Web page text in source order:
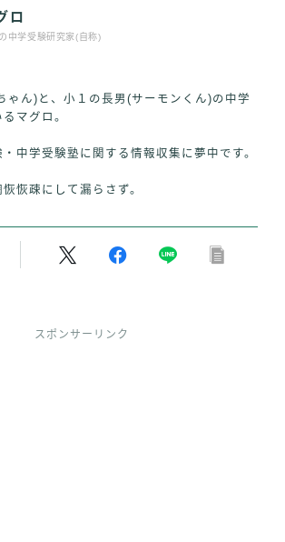
ロ
中学受験研究家(自称)
ゃん)と、小１の長男(サーモンくん)の中学
マグロ。
中学受験塾に関する情報収集に夢中です。
恢疎にして漏らさず。
スポンサーリンク